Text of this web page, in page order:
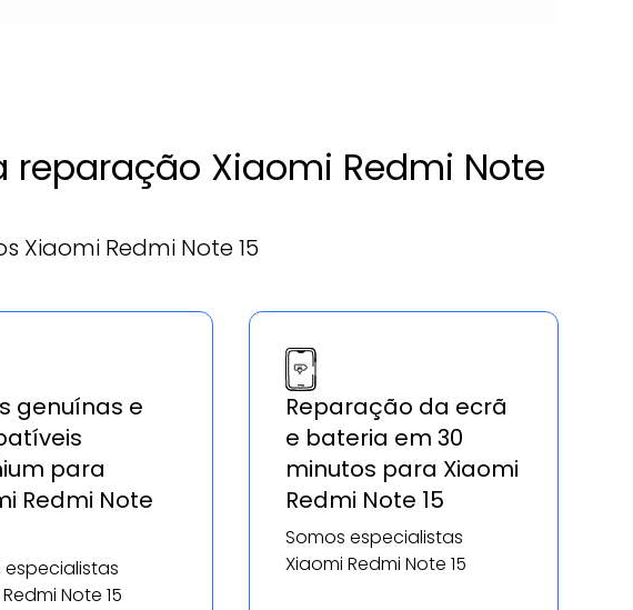
reparação Xiaomi Redmi Note
Xiaomi Redmi Note 15
genuínas e
para
Redmi Note
especialistas
Note 15
Reparação da ecrã
e bateria em 30
minutos para Xiaomi
Redmi Note 15
Somos especialistas
Xiaomi Redmi Note 15